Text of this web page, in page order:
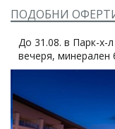
ПОДОБНИ
До 31.08. в Парк-х-
вечеря, минерален